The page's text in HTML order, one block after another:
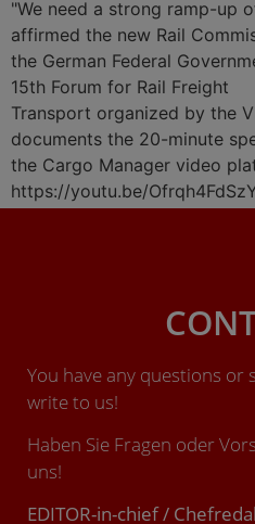
"We need a strong ramp-up
affirmed the new Rail
the German Federal
15th Forum for Rail Freight
Transport organized by the
documents the 20-minute
the Cargo Manager video
https://youtu.be/
You have any questions or
write to us!
Haben Sie Fragen oder
uns!
EDITOR-in-chief /